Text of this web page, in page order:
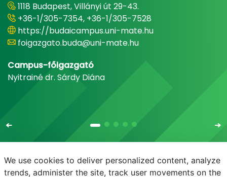
1118 Budapest, Villányi út 29-43.
+36-1/305-7354, +36-1/305-7528
https://budaicampus.uni-mate.hu
foigazgato.buda@uni-mate.hu
Campus-főigazgató
Nyitrainé dr. Sárdy Diána
We use cookies to deliver personalized content, analyze
trends, administer the site, track user movements on the